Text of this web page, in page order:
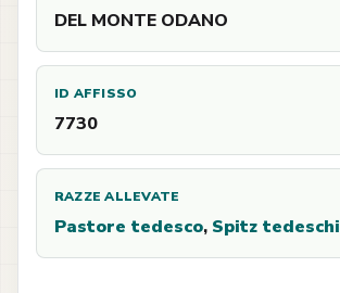
DEL MONTE ODANO
ID AFFISSO
7730
RAZZE ALLEVATE
Pastore tedesco, Spitz tedeschi